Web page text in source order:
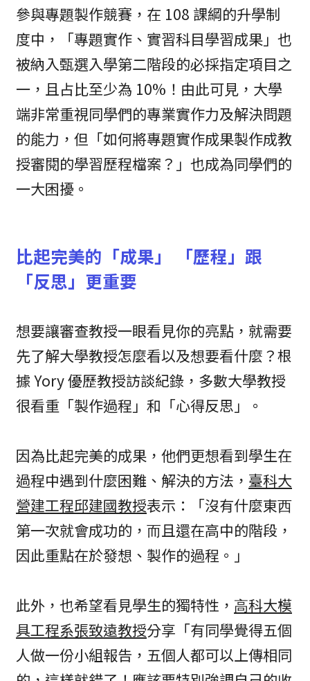
參與專題製作競賽，在 108 課綱的升學制
度中，「專題實作、實習科目學習成果」也
被納入甄選入學第二階段的必採指定項目之
一，且占比至少為 10%！由此可見，大學
端非常重視同學們的專業實作力及解決問題
的能力，但「如何將專題實作成果製作成教
授審閱的學習歷程檔案？」也成為同學們的
一大困擾。
比起完美的「成果」 「歷程」跟
「反思」更重要
想要讓審查教授一眼看見你的亮點，就需要
先了解大學教授怎麼看以及想要看什麼？根
據 Yory 優歷教授訪談紀錄，多數大學教授
很看重「製作過程」和「心得反思」。
因為比起完美的成果，他們更想看到學生在
過程中遇到什麼困難、解決的方法， 臺科⼤
營建⼯程邱建國教授表示：「沒有什麼東⻄
第⼀次就會成功的，⽽且還在高中的階段，
因此重點在於發想、製作的過程。」
此外，也希望看見學生的獨特性， ⾼科⼤模
具⼯程系張致遠教授分享「有同學覺得五個
人做一份小組報告，五個人都可以上傳相同